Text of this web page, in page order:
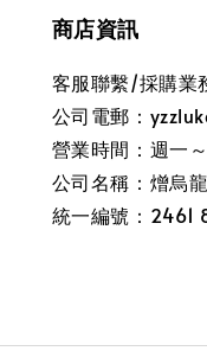
商店資訊
客服聯繫/採購
公司電郵：
營業時間：週一
公司名稱：熷烏
統一編號：2461